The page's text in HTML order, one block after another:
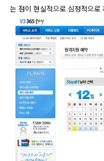
는 점이 현실적으로 심정적으로